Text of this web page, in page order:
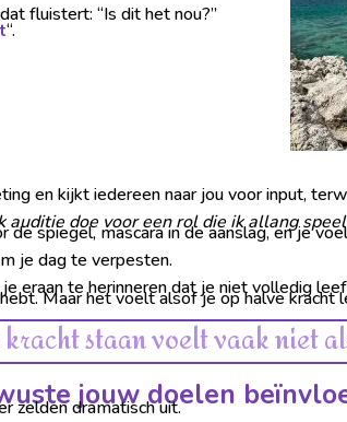
fluistert: “Is dit het nou?”
“.
en kijkt iedereen naar jou voor input,
doe voor een rol die ik allang
de spiegel, mascara in de aanslag, en je
je dag te verpesten.
eraan te herinneren dat je niet volledig
Maar het voelt alsof je op halve kracht
staan voelt vaak niet als
jouw doelen
zelden dramatisch uit.